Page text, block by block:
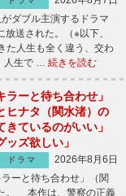
ダブル主演するドラマ
送された。（※以下、
人生も全く違う、交わ
人生で … 続きを読む
ラーと待ち合わせ」
ヒナタ（関水渚）の
ているのがいい」
ッズ欲しい」
ドラマ
2026年8月6日
ーと待ち合わせ」（関
。 本作は、警察の正義